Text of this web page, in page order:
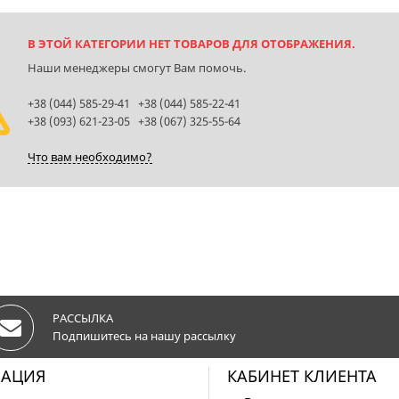
В ЭТОЙ КАТЕГОРИИ НЕТ ТОВАРОВ ДЛЯ ОТОБРАЖЕНИЯ.
Наши менеджеры смогут Вам помочь.
+38 (044) 585-29-41 +38 (044) 585-22-41
+38 (093) 621-23-05 +38 (067) 325-55-64
Что вам необходимо?
РАССЫЛКА
Подпишитесь на нашу рассылку
КАБИНЕТ КЛИЕНТА